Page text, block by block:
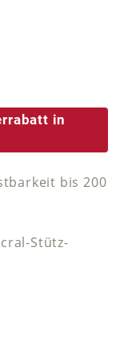
5 Sternen
in
bis 200
Stütz-